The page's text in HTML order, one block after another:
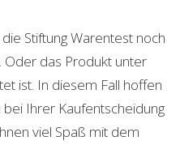
Stiftung Warentest noch
Oder das Produkt unter
ist. In diesem Fall hoffen
Ihrer Kaufentscheidung
viel Spaß mit dem